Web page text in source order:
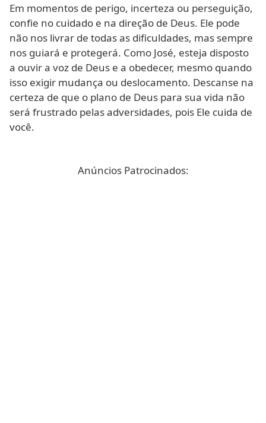
Em momentos de perigo, incerteza ou perseguição,
confie no cuidado e na direção de Deus. Ele pode
não nos livrar de todas as dificuldades, mas sempre
nos guiará e protegerá. Como José, esteja disposto
a ouvir a voz de Deus e a obedecer, mesmo quando
isso exigir mudança ou deslocamento. Descanse na
certeza de que o plano de Deus para sua vida não
será frustrado pelas adversidades, pois Ele cuida de
você.
Anúncios Patrocinados: